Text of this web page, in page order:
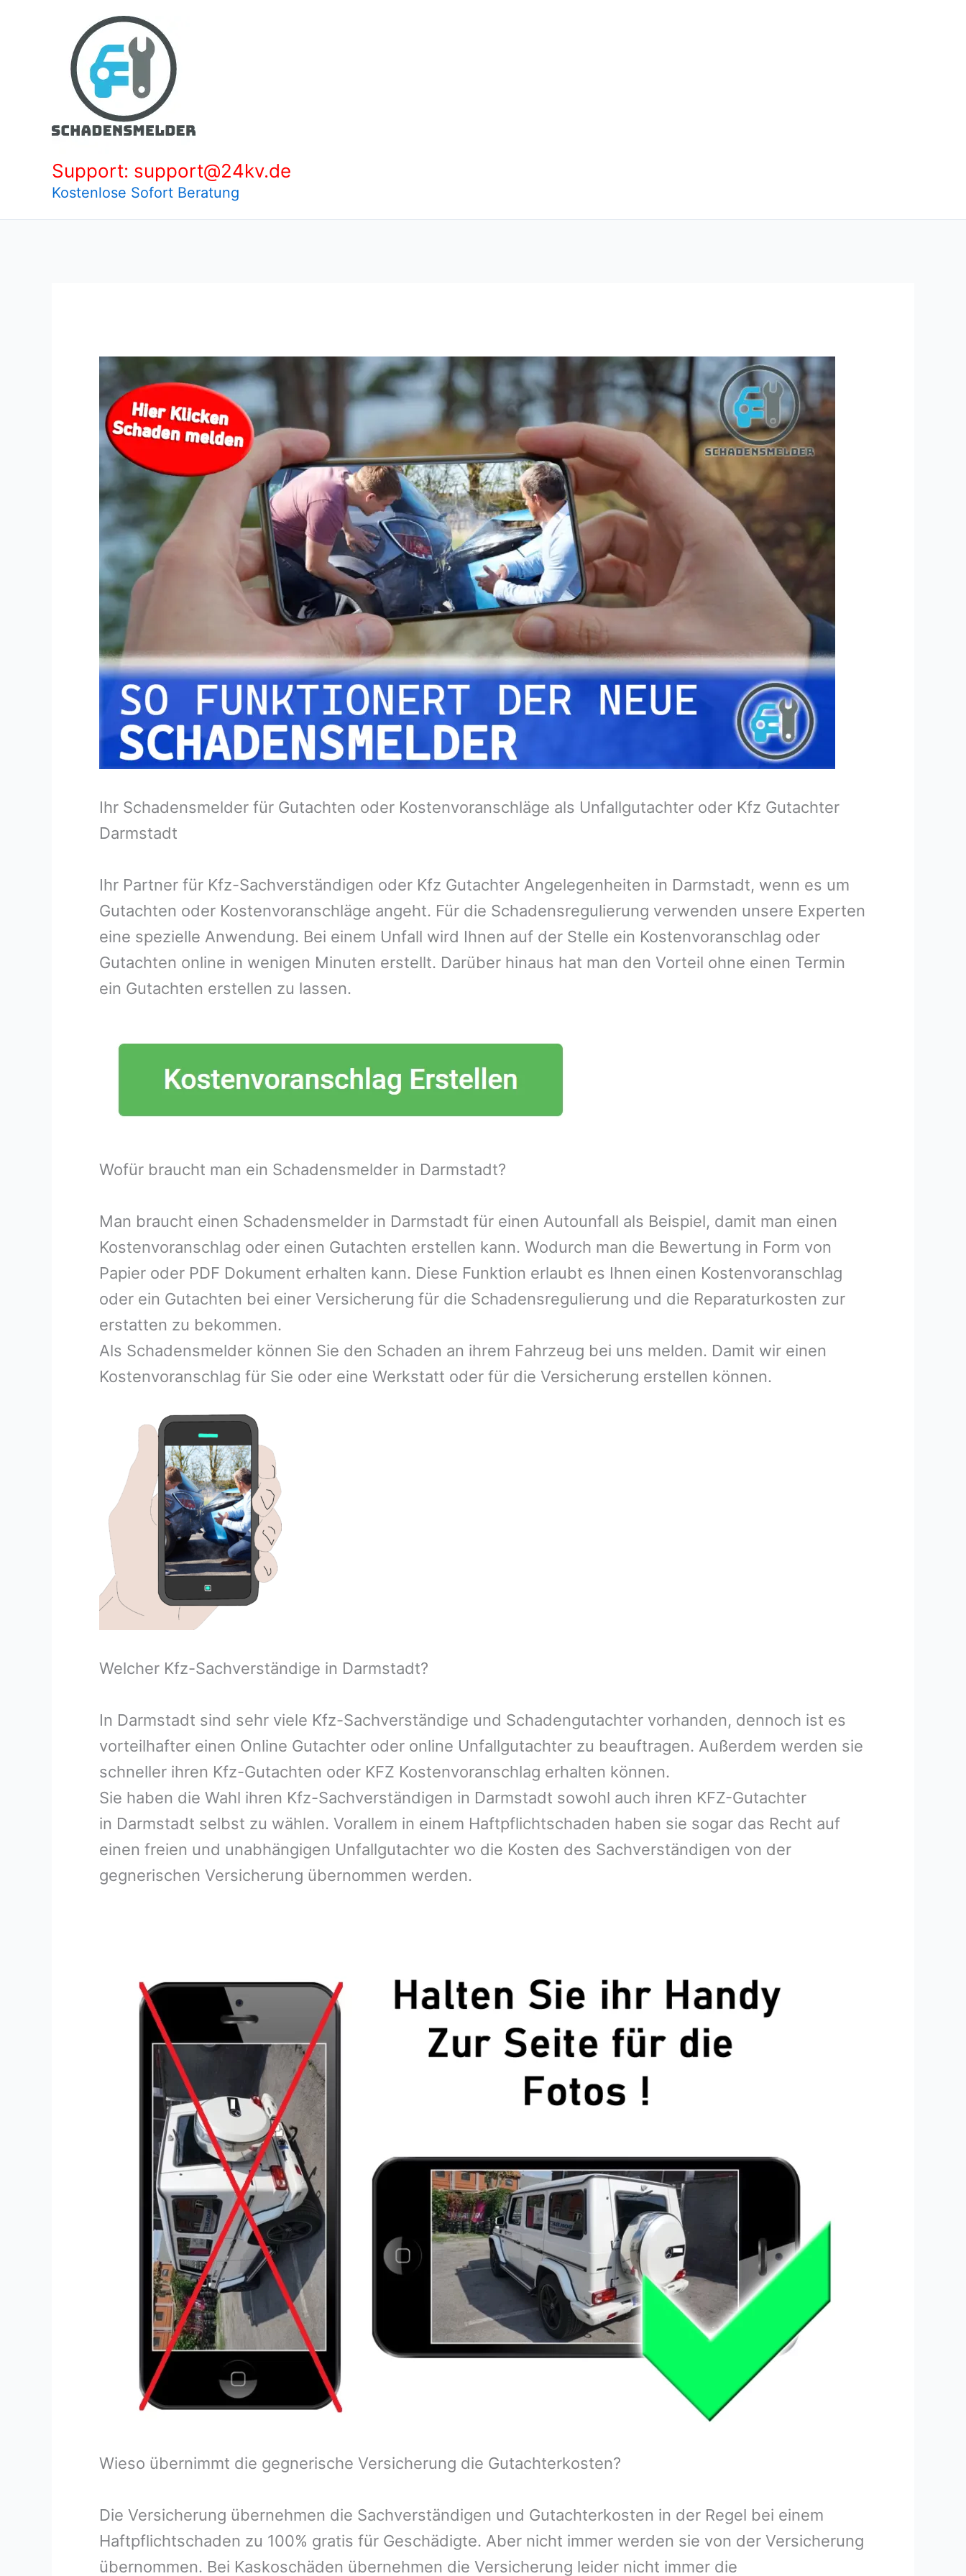
Support: support@24kv.de
Kostenlose Sofort Beratung
Ihr Schadensmelder für Gutachten oder Kostenvoranschläge als Unfallgutachter oder Kfz Gutachter
Darmstadt
Ihr Partner für Kfz-Sachverständigen oder Kfz Gutachter Angelegenheiten in Darmstadt, wenn es um
Gutachten oder Kostenvoranschläge angeht. Für die Schadensregulierung verwenden unsere Experten
eine spezielle Anwendung. Bei einem Unfall wird Ihnen auf der Stelle ein Kostenvoranschlag oder
Gutachten online in wenigen Minuten erstellt. Darüber hinaus hat man den Vorteil ohne einen Termin
ein Gutachten erstellen zu lassen.
Wofür braucht man ein Schadensmelder in Darmstadt?
Man braucht einen Schadensmelder in Darmstadt für einen Autounfall als Beispiel, damit man einen
Kostenvoranschlag oder einen Gutachten erstellen kann. Wodurch man die Bewertung in Form von
Papier oder PDF Dokument erhalten kann. Diese Funktion erlaubt es Ihnen einen Kostenvoranschlag
oder ein Gutachten bei einer Versicherung für die Schadensregulierung und die Reparaturkosten zur
erstatten zu bekommen.
Als Schadensmelder können Sie den Schaden an ihrem Fahrzeug bei uns melden. Damit wir einen
Kostenvoranschlag für Sie oder eine Werkstatt oder für die Versicherung erstellen können.
Welcher Kfz-Sachverständige in Darmstadt?
In Darmstadt sind sehr viele Kfz-Sachverständige und Schadengutachter vorhanden, dennoch ist es
vorteilhafter einen Online Gutachter oder online Unfallgutachter zu beauftragen. Außerdem werden sie
schneller ihren Kfz-Gutachten oder KFZ Kostenvoranschlag erhalten können.
Sie haben die Wahl ihren Kfz-Sachverständigen in Darmstadt sowohl auch ihren KFZ-Gutachter
in Darmstadt selbst zu wählen. Vorallem in einem Haftpflichtschaden haben sie sogar das Recht auf
einen freien und unabhängigen Unfallgutachter wo die Kosten des Sachverständigen von der
gegnerischen Versicherung übernommen werden.
Wieso übernimmt die gegnerische Versicherung die Gutachterkosten?
Die Versicherung übernehmen die Sachverständigen und Gutachterkosten in der Regel bei einem
Haftpflichtschaden zu 100% gratis für Geschädigte. Aber nicht immer werden sie von der Versicherung
übernommen. Bei Kaskoschäden übernehmen die Versicherung leider nicht immer die